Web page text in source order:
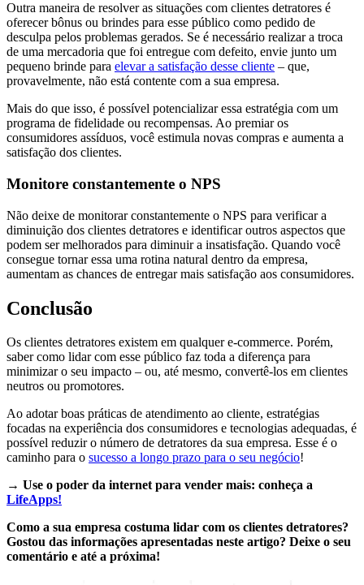
Outra maneira de resolver as situações com clientes detratores é
oferecer bônus ou brindes para esse público como pedido de
desculpa pelos problemas gerados. Se é necessário realizar a troca
de uma mercadoria que foi entregue com defeito, envie junto um
pequeno brinde para elevar a satisfação desse cliente – que,
provavelmente, não está contente com a sua empresa.
Mais do que isso, é possível potencializar essa estratégia com um
programa de fidelidade ou recompensas. Ao premiar os
consumidores assíduos, você estimula novas compras e aumenta a
satisfação dos clientes.
Monitore constantemente o NPS
Não deixe de monitorar constantemente o NPS para verificar a
diminuição dos clientes detratores e identificar outros aspectos que
podem ser melhorados para diminuir a insatisfação. Quando você
consegue tornar essa uma rotina natural dentro da empresa,
aumentam as chances de entregar mais satisfação aos consumidores.
Conclusão
Os clientes detratores existem em qualquer e-commerce. Porém,
saber como lidar com esse público faz toda a diferença para
minimizar o seu impacto – ou, até mesmo, convertê-los em clientes
neutros ou promotores.
Ao adotar boas práticas de atendimento ao cliente, estratégias
focadas na experiência dos consumidores e tecnologias adequadas, é
possível reduzir o número de detratores da sua empresa. Esse é o
caminho para o sucesso a longo prazo para o seu negócio!
→ Use o poder da internet para vender mais: conheça a
LifeApps!
Como a sua empresa costuma lidar com os clientes detratores?
Gostou das informações apresentadas neste artigo? Deixe o seu
comentário e até a próxima!